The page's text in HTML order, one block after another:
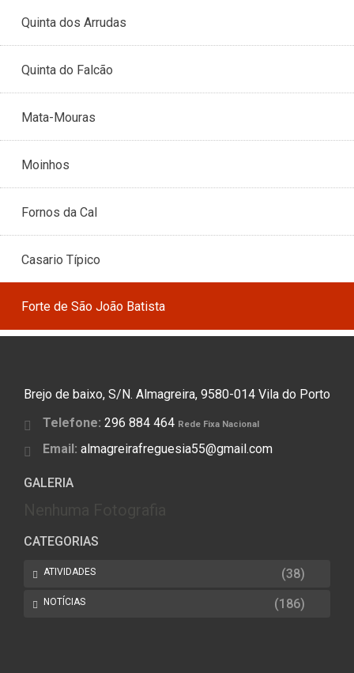
Quinta dos Arrudas
Quinta do Falcão
Mata-Mouras
Moinhos
Fornos da Cal
Casario Típico
Forte de São João Batista
Brejo de baixo, S/N. Almagreira, 9580-014 Vila do Porto
Telefone: 296 884 464 Rede Fixa Nacional
Email: almagreirafreguesia55@gmail.com
GALERIA
CATEGORIAS
ATIVIDADES (38)
NOTÍCIAS (186)